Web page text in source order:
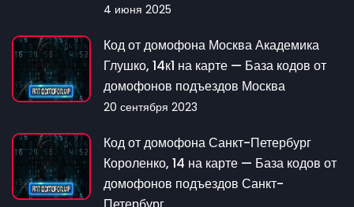
4 июня 2025
Код от домофона Москва Академика
Глушко, 14к1 на карте — База кодов от
домофонов подъездов Москва
20 сентября 2023
Код от домофона Санкт-Петербург
Короленко, 14 на карте — База кодов от
домофонов подъездов Санкт-